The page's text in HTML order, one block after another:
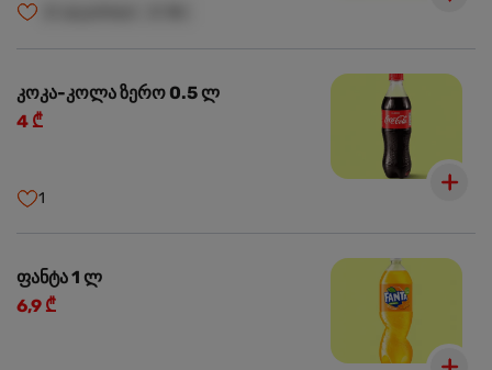
კოკა-კოლა ზერო 0.5 ლ
4 ₾
1
ფანტა 1 ლ
6,9 ₾